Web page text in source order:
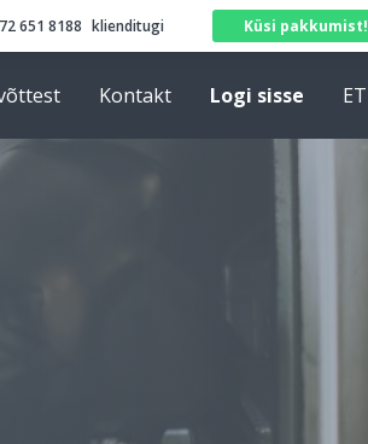
651 8188 klienditugi Küsi pakkumist!
Kontakt Logi sisse ET